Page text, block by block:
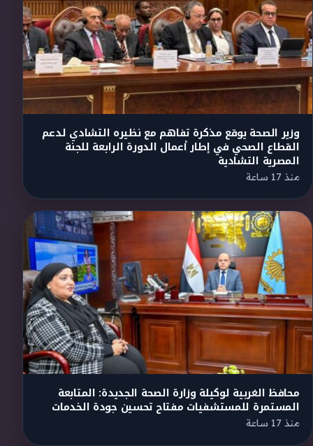
وزير الصحة يوقع مذكرة تفاهم مع نظيره التشادي لدعم
القطاع الصحي في إطار أعمال الدورة الرابعة للجنة
المصرية التشادية
منذ 17 ساعة
محافظ الغربية لوكيلة وزارة الصحة الجديدة: المتابعة
المستمرة للمستشفيات مفتاح تحسين جودة الخدمات
منذ 17 ساعة